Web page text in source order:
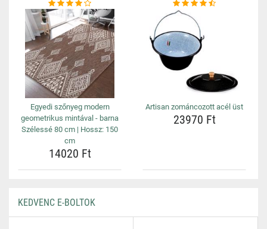
Egyedi szőnyeg modern
geometrikus mintával - barna
Szélessé 80 cm | Hossz: 150
cm
14020 Ft
Artisan zománcozott acél üst
23970 Ft
KEDVENC E-BOLTOK